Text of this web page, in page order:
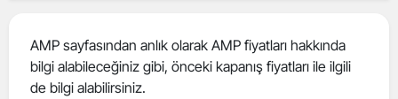
AMP sayfasından anlık olarak AMP fiyatları hakkında
bilgi alabileceğiniz gibi, önceki kapanış fiyatları ile ilgili
de bilgi alabilirsiniz.